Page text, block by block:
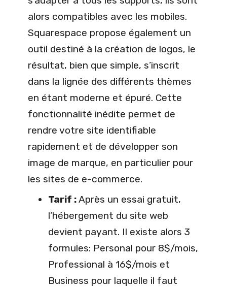
alors compatibles avec les mobiles.
Squarespace propose également un
outil destiné à la création de logos, le
résultat, bien que simple, s’inscrit
dans la lignée des différents thèmes
en étant moderne et épuré. Cette
fonctionnalité inédite permet de
rendre votre site identifiable
rapidement et de développer son
image de marque, en particulier pour
les sites de e-commerce.
Tarif :Après un essai gratuit,
l’hébergement du site web
devient payant. Il existe alors 3
formules: Personal pour 8$/mois,
Professional à 16$/mois et
Business pour laquelle il faut